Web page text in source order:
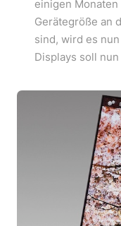
einigen
Gerätegröße an
sind, wird es
Displays soll